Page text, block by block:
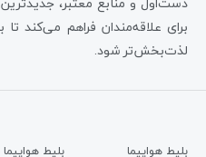
برای علاقه‌مندان فراهم می‌کند
لذت‌بخش‌تر شود.
بلیط هواپیما
بلیط